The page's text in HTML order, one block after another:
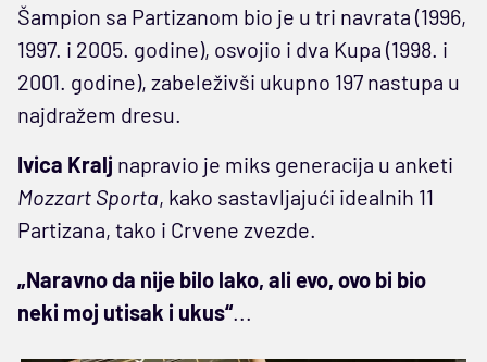
Šampion sa Partizanom bio je u tri navrata (1996,
1997. i 2005. godine), osvojio i dva Kupa (1998. i
2001. godine), zabeleživši ukupno 197 nastupa u
najdražem dresu.
Ivica Kralj napravio je miks generacija u anketi
Mozzart Sporta, kako sastavljajući idealnih 11
Partizana, tako i Crvene zvezde.
„Naravno da nije bilo lako, ali evo, ovo bi bio
neki moj utisak i ukus“...